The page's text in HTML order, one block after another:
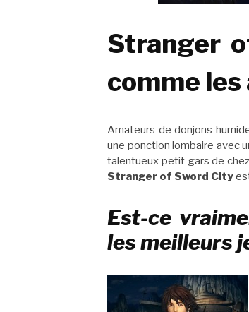
Stranger
comme les
Amateurs de donjons
une ponction lombaire avec
talentueux petit gars de chez
Stranger of Sword City
Est-ce
les meilleurs